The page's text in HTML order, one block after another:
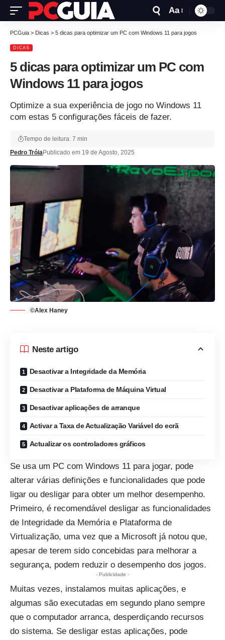
Aa
PCGuia > Dicas > 5 dicas para optimizar um PC com Windows 11 para jogos
DICAS
5 dicas para optimizar um PC com
Windows 11 para jogos
Optimize a sua experiência de jogo no Windows 11
com estas 5 configurações fáceis de fazer.
Pedro TróiaPublicado em 19 de Agosto, 2025
Tempo de leitura: 7 min
©Alex Haney
Neste artigo
Desactivar a Integridade da Memória
Desactivar a Plataforma de Máquina Virtual
Desactivar aplicações de arranque
Activar a Taxa de Actualização Variável do ecrã
Actualizar os controladores gráficos
Se usa um PC com Windows 11 para jogar, pode
alterar várias definições e funcionalidades que pode
ligar ou desligar para obter um melhor desempenho.
Primeiro, é recomendável desligar as funcionalidades
de Integridade da Memória e Plataforma de
Virtualização, uma vez que a Microsoft já notou que,
apesar de terem sido concebidas para melhorar a
segurança, podem reduzir o desempenho dos jogos.
- Publicidade -
Muitas vezes, instalamos muitas aplicações, e
algumas são executadas em segundo plano sempre
que o computador arranca, desperdiçando recursos
do sistema. Se desligar estas aplicações, pode